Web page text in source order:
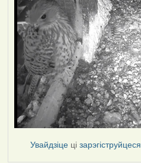
Увайдзіце цізарэгіструйцеся